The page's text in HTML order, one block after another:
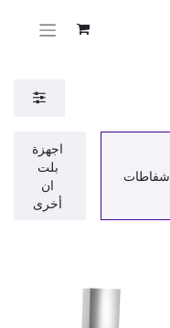
شفاطات
اجهزة
بلت
ان
أخرى